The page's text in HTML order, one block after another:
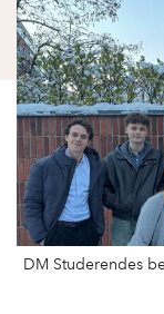
DM Studerendes